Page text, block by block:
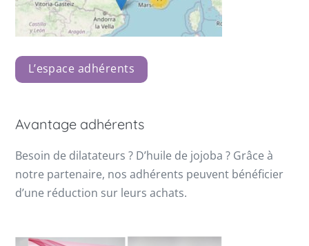
L’espace adhérents
Avantage adhérents
Besoin de dilatateurs ? D’huile de jojoba ? Grâce à
notre partenaire, nos adhérents peuvent bénéficier
d’une réduction sur leurs achats.